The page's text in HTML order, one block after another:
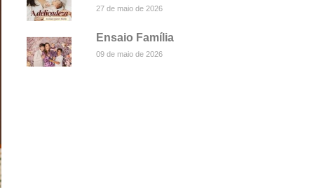
27 de maio de 2026
Ensaio Família
09 de maio de 2026